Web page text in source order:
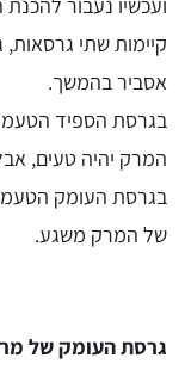
ועכשיו נעבור
קיימות שתי
אסביר בהמשך.
בגרסת הספיד
המרק יהיה טעים,
בגרסת העומק
של המרק משגע.
גרסת העומק של